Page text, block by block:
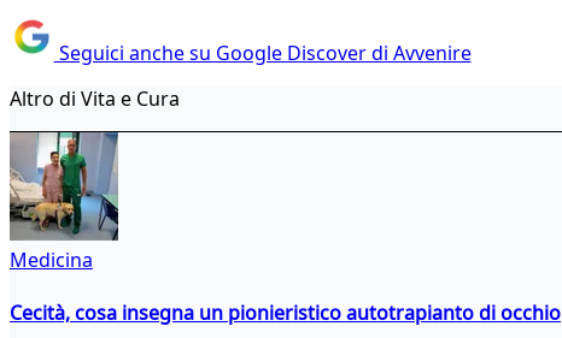
Seguici anche su Google Discover di Avvenire
Altro di Vita e Cura
Medicina
Cecità, cosa insegna un pionieristico autotrapianto di occhio